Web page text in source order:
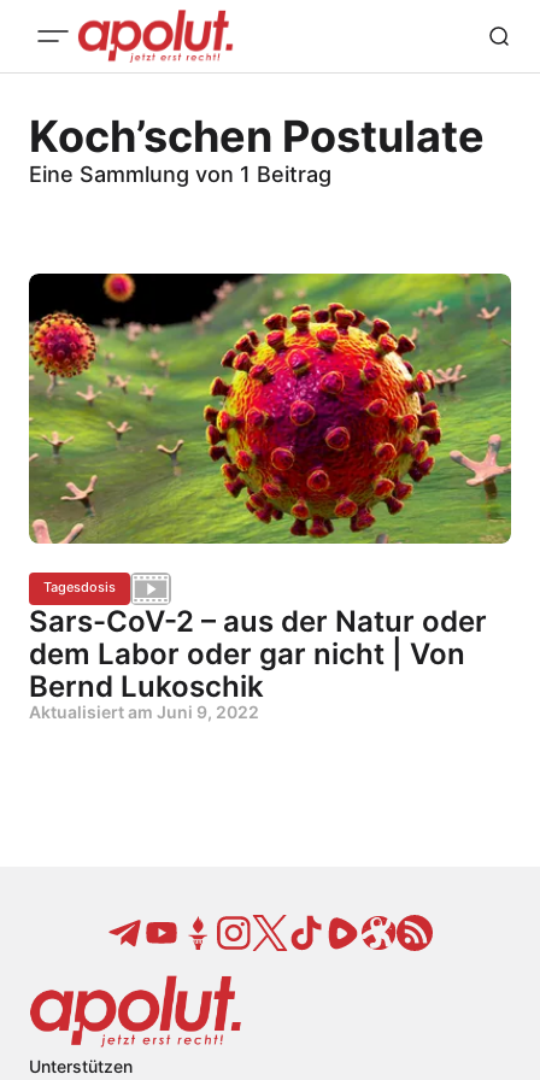
Koch’schen Postulate
Eine Sammlung von 1 Beitrag
Tagesdosis
Sars-CoV-2 – aus der Natur oder
dem Labor oder gar nicht | Von
Bernd Lukoschik
Aktualisiert am Juni 9, 2022
Unterstützen